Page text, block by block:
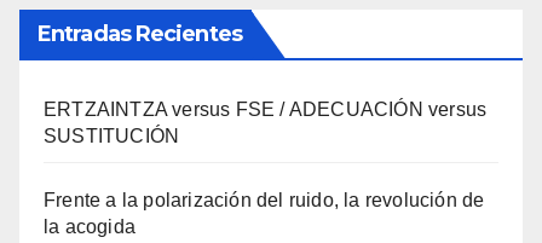
Entradas Recientes
ERTZAINTZA versus FSE / ADECUACIÓN versus
SUSTITUCIÓN
Frente a la polarización del ruido, la revolución de
la acogida